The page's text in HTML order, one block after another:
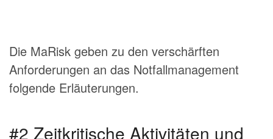
Die MaRisk geben zu den verschärften
Anforderungen an das Notfallmanagement
folgende Erläuterungen.
#2 Zeitkritische Aktivitäten und